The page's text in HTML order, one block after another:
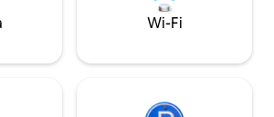
Wi-Fi